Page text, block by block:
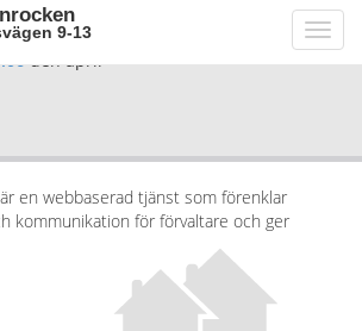
9-13
denapril
en webbaserad tjänst som förenklar
kommunikation för förvaltare och ger